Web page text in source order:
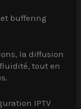
buffering
la diffusion
fluidité, tout en
IPTV